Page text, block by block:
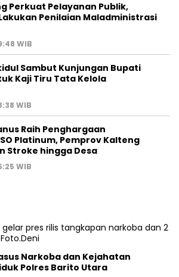
Perkuat Pelayanan Publik,
Penilaian Maladministrasi
WIB
Sambut Kunjungan Bupati
Kaji Tiru Tata Kelola
WIB
Raih Penghargaan
Platinum, Pemprov Kalteng
Stroke hingga Desa
WIB
Narkoba dan Kejahatan
Polres Barito Utara